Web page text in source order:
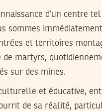
d’un centre
sommes
et territoires
martyrs,
sur des mines.
et éducative,
de sa réalité,